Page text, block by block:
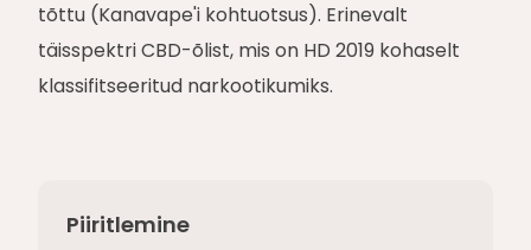
tõttu (Kanavape'i kohtuotsus). Erinevalt
täisspektri CBD-õlist, mis on HD 2019 kohaselt
klassifitseeritud narkootikumiks.
Piiritlemine